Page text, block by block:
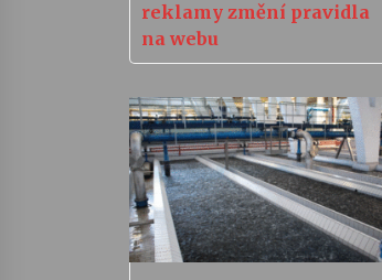
reklamy změní pravidla
na webu